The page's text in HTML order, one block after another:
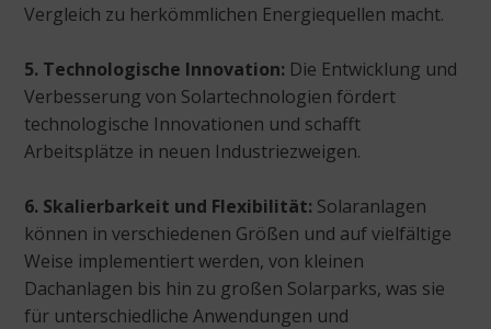
Vergleich zu herkömmlichen Energiequellen macht.
5. Technologische Innovation: Die Entwicklung und
Verbesserung von Solartechnologien fördert
technologische Innovationen und schafft
Arbeitsplätze in neuen Industriezweigen.
6. Skalierbarkeit und Flexibilität: Solaranlagen
können in verschiedenen Größen und auf vielfältige
Weise implementiert werden, von kleinen
Dachanlagen bis hin zu großen Solarparks, was sie
für unterschiedliche Anwendungen und